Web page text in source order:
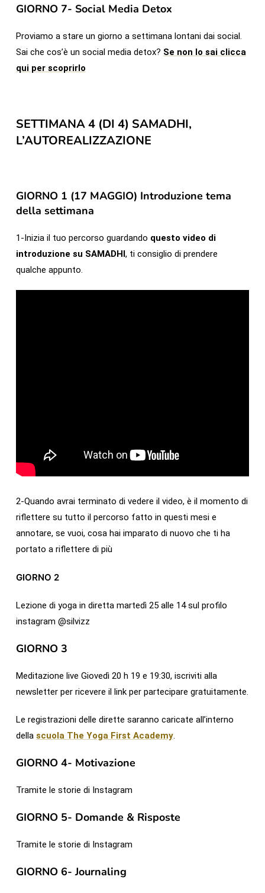
GIORNO 7- Social Media Detox
Proviamo a stare un giorno a settimana lontani dai social.
Sai che cos’è un social media detox? Se non lo sai clicca
qui per scoprirlo
SETTIMANA 4 (DI 4) SAMADHI,
L’AUTOREALIZZAZIONE
GIORNO 1 (17 MAGGIO) Introduzione tema
della settimana
1-Inizia il tuo percorso guardando questo video di
introduzione su SAMADHI, ti consiglio di prendere
qualche appunto.
2-Quando avrai terminato di vedere il video, è il momento di
riflettere su tutto il percorso fatto in questi mesi e
annotare, se vuoi, cosa hai imparato di nuovo che ti ha
portato a riflettere di più
GIORNO 2
Lezione di yoga in diretta martedì 25 alle 14 sul profilo
instagram @silvizz
GIORNO 3
Meditazione live Giovedì 20 h 19 e 19:30, iscriviti alla
newsletter per ricevere il link per partecipare gratuitamente.
Le registrazioni delle dirette saranno caricate all’interno
della scuola The Yoga First Academy.
GIORNO 4- Motivazione
Tramite le storie di Instagram
GIORNO 5- Domande & Risposte
Tramite le storie di Instagram
GIORNO 6- Journaling